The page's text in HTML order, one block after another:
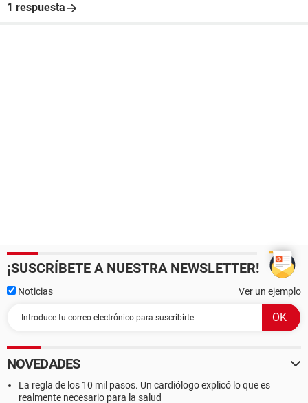
1 respuesta
¡SUSCRÍBETE A NUESTRA NEWSLETTER!
Noticias Ver un ejemplo
NOVEDADES
La regla de los 10 mil pasos. Un cardiólogo explicó lo que es
realmente necesario para la salud